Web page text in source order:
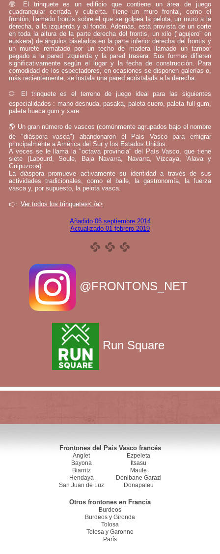
🤓 El trinquete es un edificio que contiene un área de juego
cuadrangular cerrada y cubierta. Tiene un muro frontal, como el
frontón, llamado frontis sobre el que se golpea la pelota, un muro a la
derecha, a la izquierda y al fondo. Además, está provista de un corte
en toda la altura de la parte derecha del frontis, un xilo ("agujero" en
euskera) de ángulos biselados en la parte inferior derecha del frontis y
un murete rematado por un techo de madera llamado un tambor
pegado a la pared izquierda y la pared trasera. Sus formas difieren
significativamente según el lugar y la fecha de construcción. Para
comodidad de los espectadores, en ocasiones se disponen galerías o,
más recientemente, se instala una pared acristalada a la derecha.
⚾ El trinquete es el terreno de juego ideal para las siguientes
especialidades : mano desnuda, pasaka, paleta cuero, paleta full gum,
paleta hueca gum y xare.
🌎 Un gran número de vascos (comúnmente agrupados bajo el nombre
de "diáspora vasca") abandonaron el País Vasco para emigrar
principalmente a América del Sur y los Estados Unidos.
A veces se le llama la "octava provincia" del País Vasco, que tiene
siete (Labourd, Soule, Baja Navarra, Navarra, Vizcaya, 'Alava y
Guipuzcoa).
La diáspora promueve activamente su identidad a través de sus
actividades tradicionales, como el baile, la gastronomía, la fuerza
vasca y, por supuesto, la pelota vasca.
👉 Ver todos los trinquetes< /a>
Añadido 06 septiembre 2014
Actualizado 01 febrero 2019
@FRONTONS_NET
Run Square
Frontones del País Vasco francés
Anglet
Bayona
Biarritz
Hendaya
San Juan de Luz
Ezpeleta
Itsasu
Maule
Donibane Garazi
Donapaleu
Otros frontones en Francia
Burdeos
Burdeos y Gironda
Tolosa
Tolosa y Garonne
París